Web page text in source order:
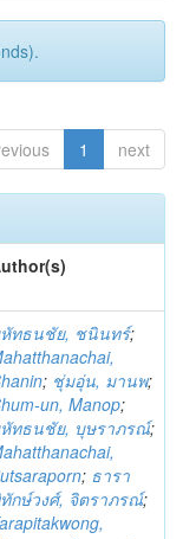
1 next
ทธนชัย, ชนินทร์;
; ชุ่มอุ่น, มานพ;
un, Manop;
ทธนชัย, บุษราภรณ์;
; ธารา
กษ์วงศ์, จิตราภรณ์;